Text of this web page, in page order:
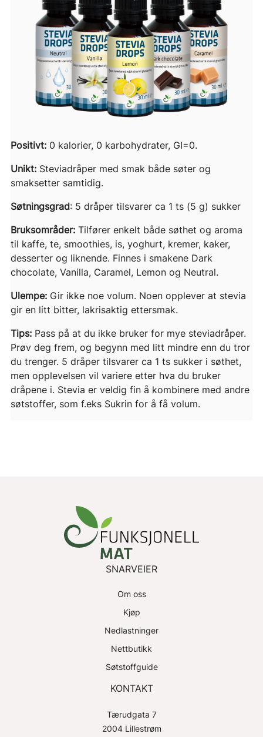
Positivt:0 kalorier, 0 karbohydrater, GI=0.
Unikt:Steviadråper med smak både søter og
smaksetter samtidig.
Søtningsgrad: 5 dråper tilsvarer ca 1 ts (5 g) sukker
Bruksområder:Tilfører enkelt både søthet og aroma
til kaffe, te, smoothies, is, yoghurt, kremer, kaker,
desserter og liknende. Finnes i smakene Dark
chocolate, Vanilla, Caramel, Lemon og Neutral.
Ulempe:Gir ikke noe volum. Noen opplever at stevia
gir en litt bitter, lakrisaktig ettersmak.
Tips:Pass på at du ikke bruker for mye steviadråper.
Prøv deg frem, og begynn med litt mindre enn du tror
du trenger. 5 dråper tilsvarer ca 1 ts sukker i søthet,
men opplevelsen vil variere etter hva du bruker
dråpene i. Stevia er veldig fin å kombinere med andre
søtstoffer, som f.eks Sukrin for å få volum.
SNARVEIER
Om oss
Kjøp
Nedlastninger
Nettbutikk
Søtstoffguide
KONTAKT
Tærudgata 7
2004 Lillestrøm